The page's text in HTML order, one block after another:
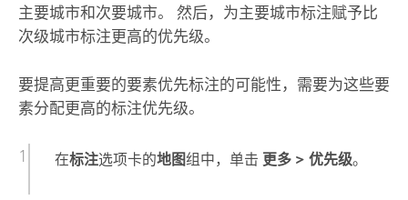
主要城市和次要城市。 然后，为主要城市标注赋予比
次级城市标注更高的优先级。
要提高更重要的要素优先标注的可能性，需要为这些要
素分配更高的标注优先级。
在标注选项卡的地图组中，单击 更多 > 优先级。